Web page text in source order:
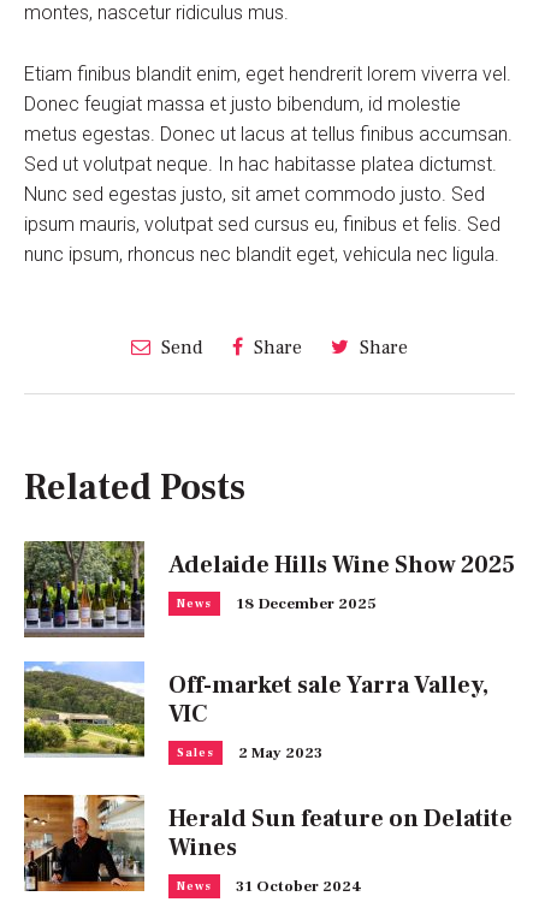
montes, nascetur ridiculus mus.
Etiam finibus blandit enim, eget hendrerit lorem viverra vel.
Donec feugiat massa et justo bibendum, id molestie
metus egestas. Donec ut lacus at tellus finibus accumsan.
Sed ut volutpat neque. In hac habitasse platea dictumst.
Nunc sed egestas justo, sit amet commodo justo. Sed
ipsum mauris, volutpat sed cursus eu, finibus et felis. Sed
nunc ipsum, rhoncus nec blandit eget, vehicula nec ligula.
Send Share Share
Related Posts
Adelaide Hills Wine Show 2025
News 18 December 2025
Off-market sale Yarra Valley,
VIC
Sales 2 May 2023
Herald Sun feature on Delatite
Wines
News 31 October 2024